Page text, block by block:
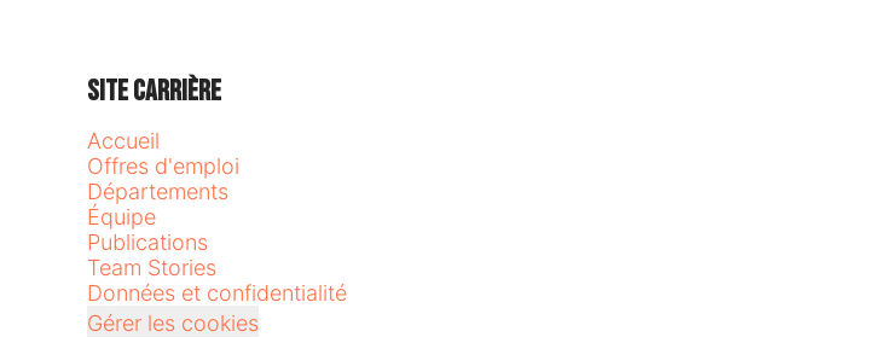
Site carrière
Accueil
Offres d'emploi
Départements
Équipe
Publications
Team Stories
Données et confidentialité
Gérer les cookies